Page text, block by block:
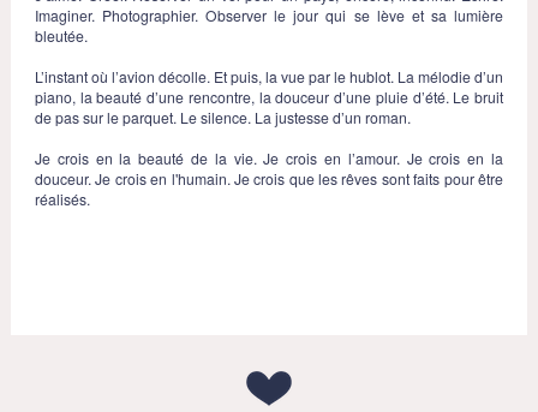
Imaginer. Photographier. Observer le jour qui se lève et sa lumière
bleutée.
L’instant où l’avion décolle. Et puis, la vue par le hublot. La mélodie d’un
piano, la beauté d’une rencontre, la douceur d’une pluie d’été. Le bruit
de pas sur le parquet. Le silence. La justesse d’un roman.
Je crois en la beauté de la vie. Je crois en l’amour. Je crois en la
douceur. Je crois en l'humain. Je crois que les rêves sont faits pour être
réalisés.